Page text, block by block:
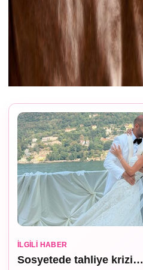
İLGILI HABER
Sosyetede tahliye krizi…